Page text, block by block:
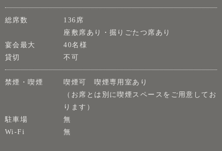
総席数
136席
座敷席あり・掘りごたつ席あり
宴会最大
40名様
貸切
不可
禁煙・喫煙
喫煙可 喫煙専用室あり
（お席とは別に喫煙スペースをご用意してお
ります）
駐車場
無
Wi-Fi
無